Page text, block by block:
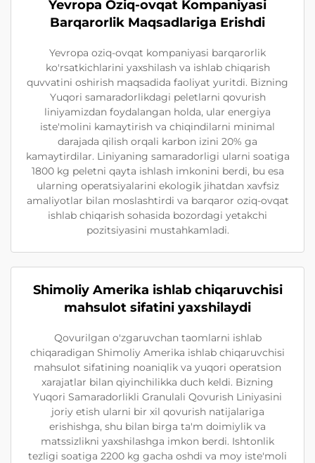
Yevropa Oziq-ovqat Kompaniyasi
Barqarorlik Maqsadlariga Erishdi
Yevropa oziq-ovqat kompaniyasi barqarorlik
ko'rsatkichlarini yaxshilash va ishlab chiqarish
quvvatini oshirish maqsadida faoliyat yuritdi. Bizning
Yuqori samaradorlikdagi peletlarni qovurish
liniyamizdan foydalangan holda, ular energiya
iste'molini kamaytirish va chiqindilarni minimal
darajada qilish orqali karbon izini 20% ga
kamaytirdilar. Liniyaning samaradorligi ularni soatiga
1800 kg peletni qayta ishlash imkonini berdi, bu esa
ularning operatsiyalarini ekologik jihatdan xavfsiz
amaliyotlar bilan moslashtirdi va barqaror oziq-ovqat
ishlab chiqarish sohasida bozordagi yetakchi
pozitsiyasini mustahkamladi.
Shimoliy Amerika ishlab chiqaruvchisi
mahsulot sifatini yaxshilaydi
Qovurilgan o'zgaruvchan taomlarni ishlab
chiqaradigan Shimoliy Amerika ishlab chiqaruvchisi
mahsulot sifatining noaniqlik va yuqori operatsion
xarajatlar bilan qiyinchilikka duch keldi. Bizning
Yuqori Samaradorlikli Granulali Qovurish Liniyasini
joriy etish ularni bir xil qovurish natijalariga
erishishga, shu bilan birga ta'm doimiylik va
matssizlikni yaxshilashga imkon berdi. Ishtonlik
tezligi soatiga 2200 kg gacha oshdi va moy iste'moli